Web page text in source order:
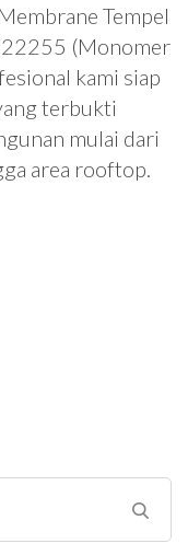
Tempel
(Monomer
kami siap
terbukti
mulai dari
area rooftop.